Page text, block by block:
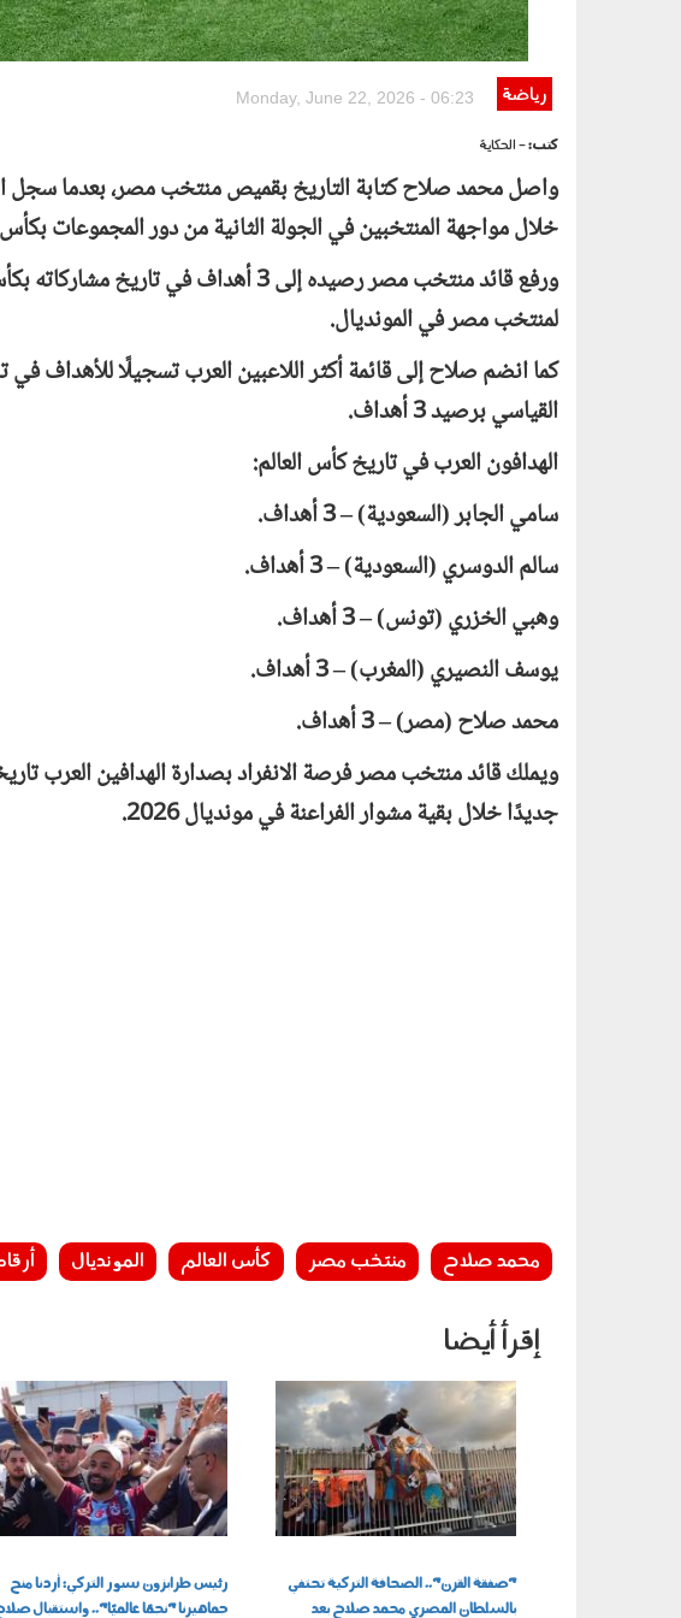
رياضة Monday, June 22, 2026 - 06:23
كتب:- الحكاية
واصل محمد صلاح كتابة التاريخ بقميص منتخب مصر، بعدما سجل
خلال مواجهة المنتخبين في الجولة الثانية من دور المجموعات بكأس
ورفع قائد منتخب مصر رصيده إلى 3 أهداف في
لمنتخب مصر في المونديال.
كما انضم صلاح إلى قائمة أكثر اللاعبين العرب تسجيلًا للأهداف في
القياسي برصيد 3 أهداف.
الهدافون العرب في تاريخ كأس العالم:
سامي الجابر (السعودية) – 3 أهداف.
سالم الدوسري (السعودية) – 3 أهداف.
وهبي الخزري (تونس) – 3 أهداف.
يوسف النصيري (المغرب) – 3 أهداف.
محمد صلاح (مصر) – 3 أهداف.
ويملك قائد منتخب مصر فرصة الانفراد بصدارة الهدافين العرب
جديدًا خلال بقية مشوار الفراعنة في مونديال 2026.
محمد صلاح منتخب مصر كأس العالم المونديال
إقرأ أيضا
070801.jpg
"صفقة القرن".. الصحافة التركية تحتفي
بالسلطان المصري محمد صلاح بعد
060803.jpg
رئيس طرابزون سبور التركي: أردنا منح
جماهيرنا "نجمًا عالميًا".. واستقبال